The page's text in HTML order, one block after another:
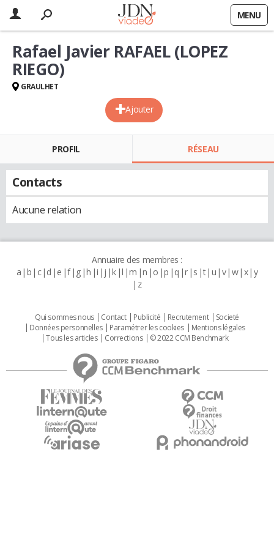
MENU
Ajouter
Rafael Javier RAFAEL (LOPEZ
RIEGO)
GRAULHET
PROFIL RÉSEAU
Contacts
Aucune relation
Annuaire des membres :
a b c d e f g h i j k l m n o p q r s t u v w x y
z
Qui sommes nous Contact Publicité Recrutement
Societé
Données personnelles
Paramétrer les cookies
Mentions légales
Tous les articles
Corrections © 2022 CCM Benchmark